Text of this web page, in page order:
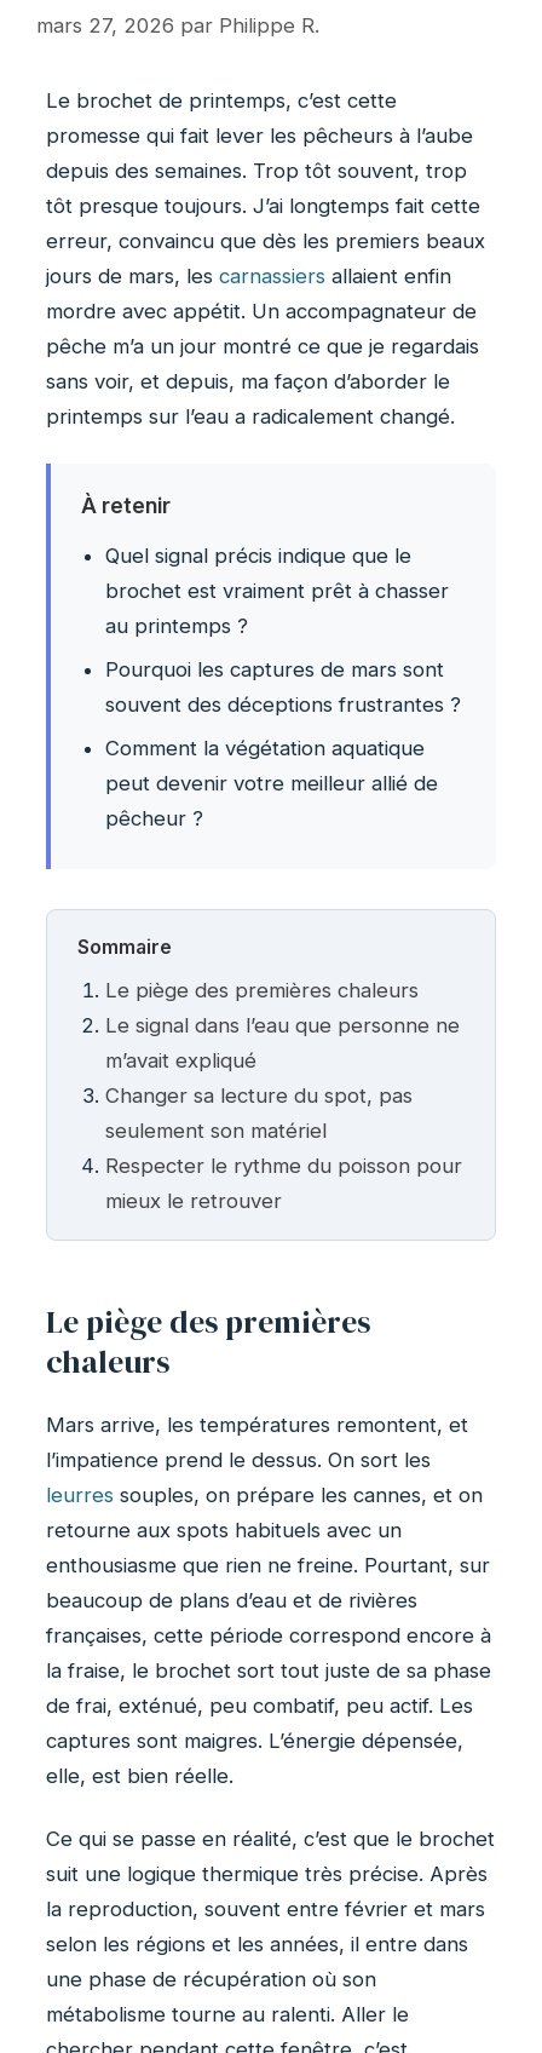
mars 27, 2026 par Philippe R.
Le brochet de printemps, c’est cette
promesse qui fait lever les pêcheurs à l’aube
depuis des semaines. Trop tôt souvent, trop
tôt presque toujours. J’ai longtemps fait cette
erreur, convaincu que dès les premiers beaux
jours de mars, les carnassiers allaient enfin
mordre avec appétit. Un accompagnateur de
pêche m’a un jour montré ce que je regardais
sans voir, et depuis, ma façon d’aborder le
printemps sur l’eau a radicalement changé.
À retenir
Quel signal précis indique que le
brochet est vraiment prêt à chasser
au printemps ?
Pourquoi les captures de mars sont
souvent des déceptions frustrantes ?
Comment la végétation aquatique
peut devenir votre meilleur allié de
pêcheur ?
Sommaire
Le piège des premières chaleurs
Le signal dans l’eau que personne ne
m’avait expliqué
Changer sa lecture du spot, pas
seulement son matériel
Respecter le rythme du poisson pour
mieux le retrouver
Le piège des premières
chaleurs
Mars arrive, les températures remontent, et
l’impatience prend le dessus. On sort les
leurres souples, on prépare les cannes, et on
retourne aux spots habituels avec un
enthousiasme que rien ne freine. Pourtant, sur
beaucoup de plans d’eau et de rivières
françaises, cette période correspond encore à
la fraise, le brochet sort tout juste de sa phase
de frai, exténué, peu combatif, peu actif. Les
captures sont maigres. L’énergie dépensée,
elle, est bien réelle.
Ce qui se passe en réalité, c’est que le brochet
suit une logique thermique très précise. Après
la reproduction, souvent entre février et mars
selon les régions et les années, il entre dans
une phase de récupération où son
métabolisme tourne au ralenti. Aller le